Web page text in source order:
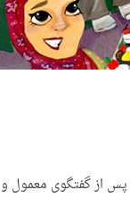
پس از گفتگوی معمول و